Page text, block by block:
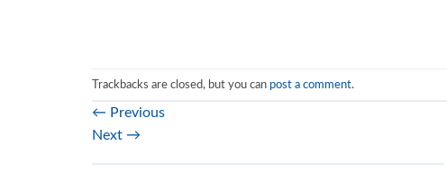
Trackbacks are closed, but you can post a comment.
← Previous
Next →